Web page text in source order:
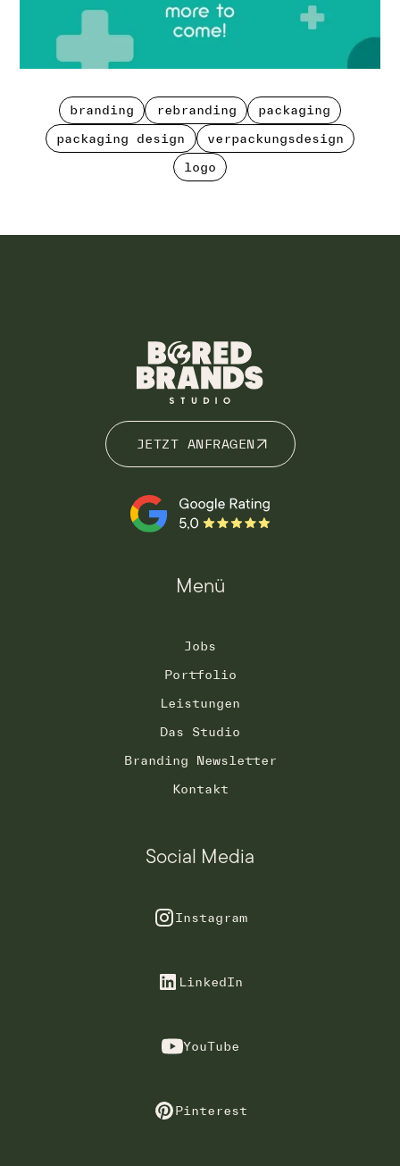
branding
branding
rebranding
rebranding
packaging
packaging
packaging design
packaging design
verpackungsdesign
verpackungsdesign
logo
logo
JETZT ANFRAGEN
Menü
Jobs
Portfolio
Leistungen
Das Studio
Branding Newsletter
Kontakt
Social Media
Instagram
LinkedIn
YouTube
Pinterest